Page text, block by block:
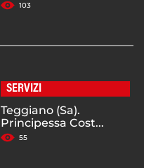
103
SERVIZI
Teggiano (Sa).
Principessa Cost...
55